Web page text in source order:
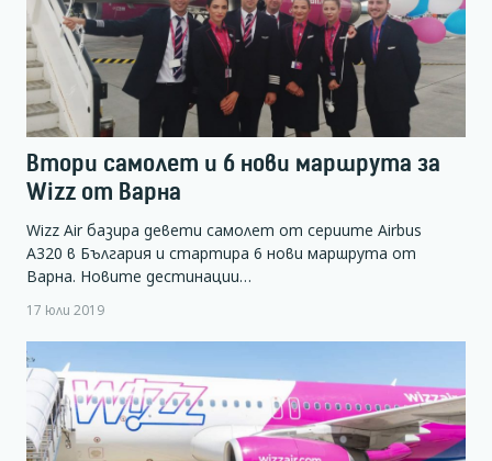
Втори самолет и 6 нови маршрута за
Wizz от Варна
Wizz Air базира девети самолет от сериите Airbus
A320 в България и стартира 6 нови маршрута от
Варна. Новите дестинации…
17 юли 2019